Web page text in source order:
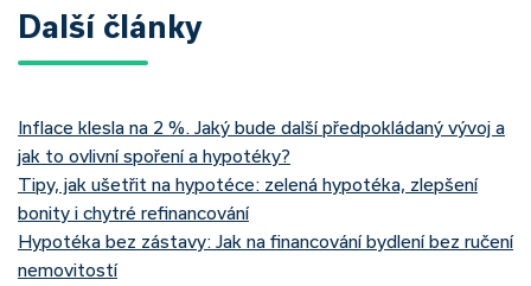
Další články
Inflace klesla na 2 %. Jaký bude další předpokládaný vývoj a
jak to ovlivní spoření a hypotéky?
Tipy, jak ušetřit na hypotéce: zelená hypotéka, zlepšení
bonity i chytré refinancování
Hypotéka bez zástavy: Jak na financování bydlení bez ručení
nemovitostí